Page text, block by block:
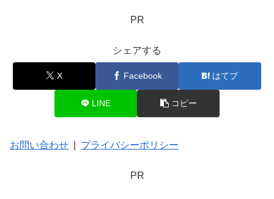
PR
シェアする
X Facebook はてブ
LINE コピー
お問い合わせ プライバシーポリシー
PR